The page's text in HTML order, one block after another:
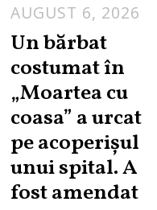
AUGUST 6, 2026
Un bărbat
costumat în
„Moartea cu
coasa” a urcat
pe acoperișul
unui spital. A
fost amendat